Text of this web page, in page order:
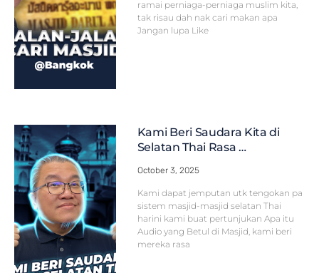
ramai perniaga-perniaga muslim kita,
tak risau dah nak cari makan apa
Jangan lupa Like
Kami Beri Saudara Kita di
Selatan Thai Rasa …
October 3, 2025
Kami dapat jemputan utk tengokan pa
sistem masjid-masjid selatan Thai
harini kami buat pertunjukan Apa itu
Audio yang Betul di Masjid, kami beri
mereka rasa